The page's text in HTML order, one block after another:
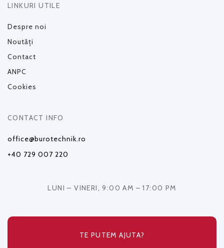
LINKURI UTILE
Despre noi
Noutăți
Contact
ANPC
Cookies
CONTACT INFO
office@burotechnik.ro
+40 729 007 220
LUNI – VINERI, 9:00 AM – 17:00 PM
TE PUTEM AJUTA?